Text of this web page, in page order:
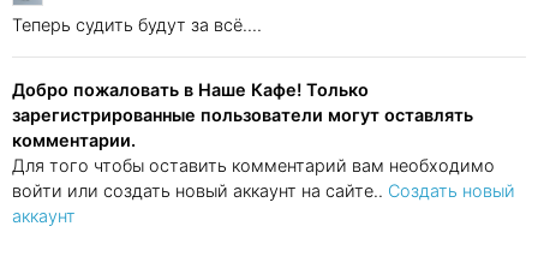
Теперь судить будут за всё....
Добро пожаловать в Наше Кафе! Только
зарегистрированные пользователи могут оставлять
комментарии.
Для того чтобы оставить комментарий вам необходимо
войти или создать новый аккаунт на сайте.. Создать новый
аккаунт